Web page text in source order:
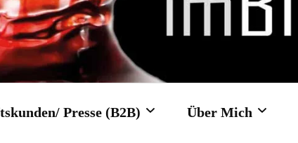
Presse (B2B) Über Mich